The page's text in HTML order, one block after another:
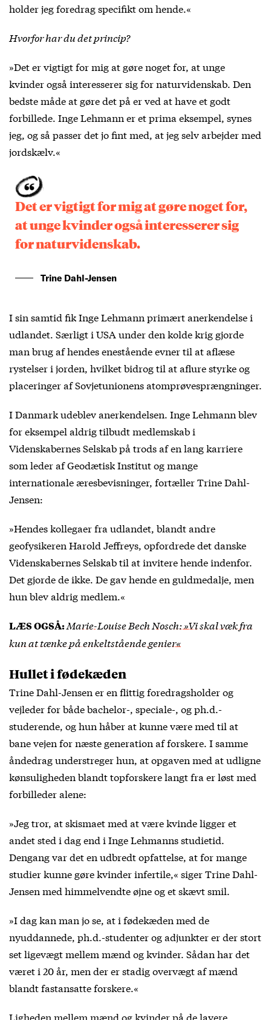
holder jeg foredrag specifikt om hende.«
Hvorfor har du det princip?
»Det er vigtigt for mig at gøre noget for, at unge
kvinder også interesserer sig for naturvidenskab. Den
bedste måde at gøre det på er ved at have et godt
forbillede. Inge Lehmann er et prima eksempel, synes
jeg, og så passer det jo fint med, at jeg selv arbejder med
jordskælv.«
Det er vigtigt for mig at gøre noget for,
at unge kvinder også interesserer sig
for naturvidenskab.
Trine Dahl-Jensen
I sin samtid fik Inge Lehmann primært anerkendelse i
udlandet. Særligt i USA under den kolde krig gjorde
man brug af hendes enestående evner til at aflæse
rystelser i jorden, hvilket bidrog til at aflure styrke og
placeringer af Sovjetunionens atomprøvesprængninger.
I Danmark udeblev anerkendelsen. Inge Lehmann blev
for eksempel aldrig tilbudt medlemskab i
Videnskabernes Selskab på trods af en lang karriere
som leder af Geodætisk Institut og mange
internationale æresbevisninger, fortæller Trine Dahl-
Jensen:
»Hendes kollegaer fra udlandet, blandt andre
geofysikeren Harold Jeffreys, opfordrede det danske
Videnskabernes Selskab til at invitere hende indenfor.
Det gjorde de ikke. De gav hende en guldmedalje, men
hun blev aldrig medlem.«
LÆS OGSÅ:Marie-Louise Bech Nosch: »Vi skal væk fra
kun at tænke på enkeltstående genier«
Hullet i fødekæden
Trine Dahl-Jensen er en flittig foredragsholder og
vejleder for både bachelor-, speciale-, og ph.d.-
studerende, og hun håber at kunne være med til at
bane vejen for næste generation af forskere. I samme
åndedrag understreger hun, at opgaven med at udligne
kønsuligheden blandt topforskere langt fra er løst med
forbilleder alene:
»Jeg tror, at skismaet med at være kvinde ligger et
andet sted i dag end i Inge Lehmanns studietid.
Dengang var det en udbredt opfattelse, at for mange
studier kunne gøre kvinder infertile,« siger Trine Dahl-
Jensen med himmelvendte øjne og et skævt smil.
»I dag kan man jo se, at i fødekæden med de
nyuddannede, ph.d.-studenter og adjunkter er der stort
set ligevægt mellem mænd og kvinder. Sådan har det
været i 20 år, men der er stadig overvægt af mænd
blandt fastansatte forskere.«
Ligheden mellem mænd og kvinder på de lavere